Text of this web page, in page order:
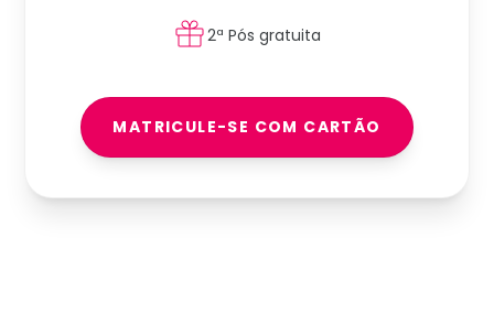
2ª Pós gratuita
MATRICULE-SE COM CARTÃO